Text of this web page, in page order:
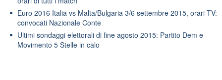
Euro 2016 Italia vs Malta/Bulgaria 3/6 settembre 2015, orari TV:
convocati Nazionale Conte
Ultimi sondaggi elettorali di fine agosto 2015: Partito Dem e
Movimento 5 Stelle in calo